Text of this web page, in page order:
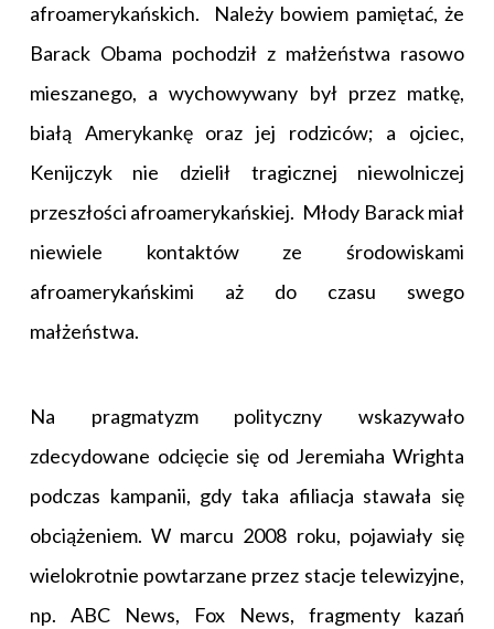
afroamerykańskich. Należy bowiem pamiętać, że
Barack Obama pochodził z małżeństwa rasowo
mieszanego, a wychowywany był przez matkę,
białą Amerykankę oraz jej rodziców; a ojciec,
Kenijczyk nie dzielił tragicznej niewolniczej
przeszłości afroamerykańskiej. Młody Barack miał
niewiele kontaktów ze środowiskami
afroamerykańskimi aż do czasu swego
małżeństwa.
Na pragmatyzm polityczny wskazywało
zdecydowane odcięcie się od Jeremiaha Wrighta
podczas kampanii, gdy taka afiliacja stawała się
obciążeniem. W marcu 2008 roku, pojawiały się
wielokrotnie powtarzane przez stacje telewizyjne,
np. ABC News, Fox News, fragmenty kazań